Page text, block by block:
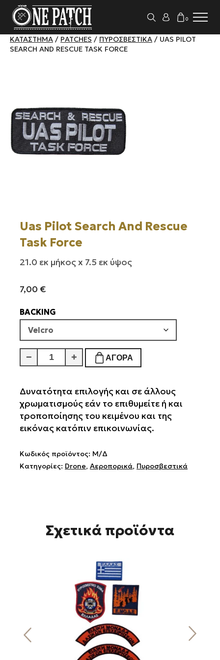
0
ΚΑΤΆΣΤΗΜΑ / PATCHES / ΠΥΡΟΣΒΕΣΤΙΚΆ / UAS PILOT
SEARCH AND RESCUE TASK FORCE
Uas Pilot Search And Rescue
Task Force
21.0 εκ μήκος x 7.5 εκ ύψος
7,00 €
BACKING
−
Uas
Pilot
And
Rescue
Task
Force
+ ΑΓΟΡΆ
Δυνατότητα επιλογής και σε άλλους
χρωματισμούς εάν το επιθυμείτε ή και
τροποποίησης του κειμένου και της
εικόνας κατόπιν επικοινωνίας.
Κωδικός προϊόντος: Μ/Δ
Κατηγορίες: Drone, Αεροπορικά, Πυροσβεστικά
Σχετικά προϊόντα